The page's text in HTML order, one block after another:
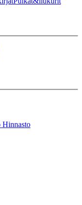
Hinnasto